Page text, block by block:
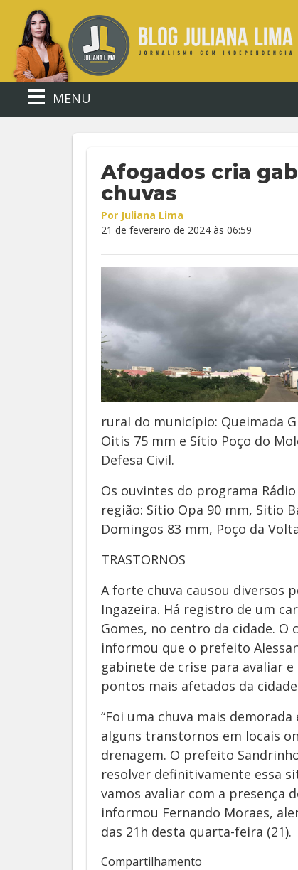
MENU
Afogados cria
chuvas
Por Juliana Lima
21 de fevereiro de 2024 às 06:59
rural do município: Queimada
Oitis 75 mm e Sítio Poço do
Defesa Civil.
Os ouvintes do programa
região: Sítio Opa 90 mm, Sitio
Domingos 83 mm, Poço da
TRASTORNOS
A forte chuva causou diversos
Ingazeira. Há registro de um
Gomes, no centro da cidade. O
informou que o prefeito
gabinete de crise para avaliar
pontos mais afetados da
“Foi uma chuva mais
alguns transtornos em locais
drenagem. O prefeito
resolver definitivamente essa
vamos avaliar com a presença
informou Fernando Moraes,
das 21h desta quarta-feira (21).
Compartilhamento